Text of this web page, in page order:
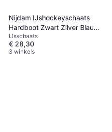
Nijdam IJshockeyschaats
Hardboot Zwart Zilver Blauw
Maat
IJsschaats
€ 28,30
3 winkels